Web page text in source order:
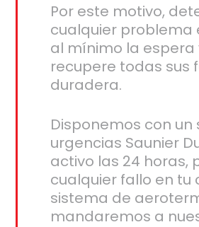
Por este motivo,
cualquier problema
al mínimo la
recupere todas sus
duradera.
Disponemos con
urgencias Saunier
activo las 24
cualquier fallo en tu
sistema de
mandaremos a